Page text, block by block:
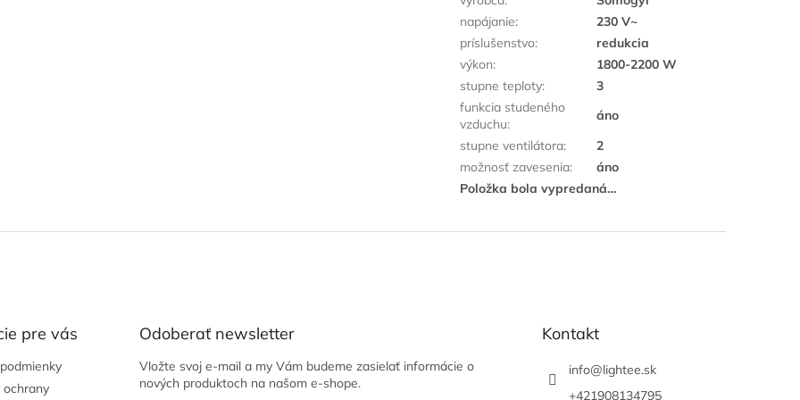
napájanie:
230 V~
príslušenstvo:
redukcia
výkon:
1800-2200 W
stupne teploty:
3
funkcia studeného
vzduchu:
áno
stupne ventilátora:
2
možnosť zavesenia:
áno
Položka bola vypredaná…
pre vás
ochrany
Odoberať newsletter
Vložte svoj e-mail a my Vám budeme zasielať informácie o
nových produktoch na našom e-shope.
Kontakt
info@lightee.sk
+421908134795